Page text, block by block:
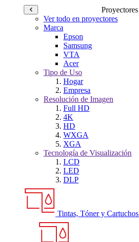
Proyectores
Ver todo en proyectores
Marca
Epson
Samsung
VTA
Acer
Tipo de Uso
Hogar
Empresa
Resolución de Imagen
Full HD
4K
HD
WXGA
XGA
Tecnología de Visualización
LCD
LED
DLP
Tintas, Tóner y Cartuchos